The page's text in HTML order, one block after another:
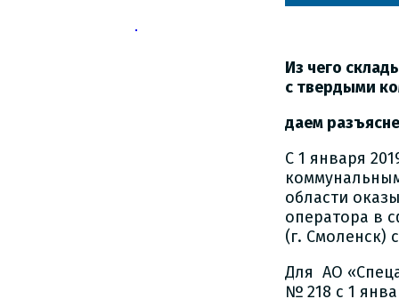
Из чего
с твердыми
даем
С 1 января
области
оператора в
(г. Смоленск)
Для АО
№ 218 с 1